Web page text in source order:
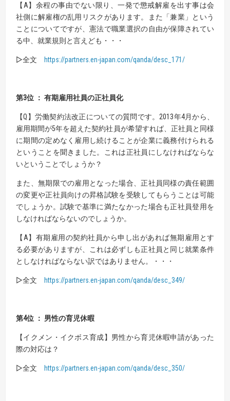
【A】余程の事由でない限り、一発で懲戒解雇を出す事は会
社側に解雇権の乱用リスクがあります。また「兼業」という
ことについてですが、憲法で職業選択の自由が保障されてい
る中、就業規則と言えども・・・
▷全文 https://partners.en-japan.com/qanda/desc_171/
第3位 ： 有期雇用社員の正社員化
【Q】労働契約法改正についての質問です。2013年4月から、
雇用期間が5年を超えた契約社員が希望すれば、正社員と同様
に期間の定めなく雇用し続けることが企業に義務付けられる
ということを聞きました。これは正社員にしなければならな
いということでしょうか？
また、無期限での雇用となった場合、正社員同様の責任範囲
の変更や正社員向けの昇格試験を受験してもらうことは可能
でしょうか。試験で基準に満たなかった場合も正社員登用を
しなければならないのでしょうか。
【A】有期雇用の契約社員から申し出があれば無期雇用とす
る必要がありますが、これは必ずしも正社員と同じ就業条件
としなければならない訳ではありません。・・・
▷全文 https://partners.en-japan.com/qanda/desc_349/
第4位 ： 男性の育児休暇
【イクメン・イクボス育成】男性から育児休暇申請があった
際の対応は？
▷全文 https://partners.en-japan.com/qanda/desc_350/